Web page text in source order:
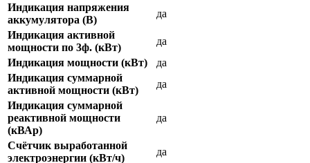
Индикация напряжения
аккумулятора (В)
да
Индикация активной
мощности по 3ф. (кВт)
да
Индикация мощности (кВт)
да
Индикация суммарной
активной мощности (кВт)
да
Индикация суммарной
реактивной мощности
(кВАр)
да
Счётчик выработанной
электроэнергии (кВт/ч)
да